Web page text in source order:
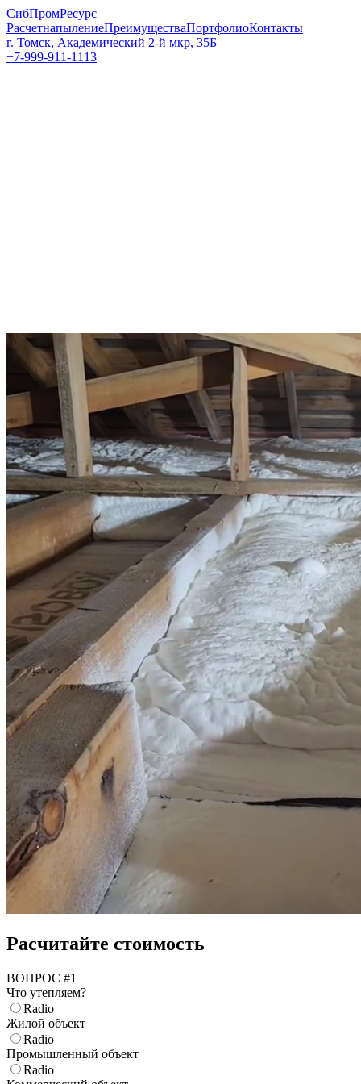
СибПромРесурс
РасчетнапылениеПреимуществаПортфолиоКонтакты
г. Томск, Академический 2-й мкр, 35Б
+7-999-911-1113
Расчитайте стоимость
ВОПРОС #1
Что утепляем?
Radio
Жилой объект
Radio
Промышленный объект
Radio